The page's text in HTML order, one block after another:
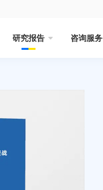
研究报告 咨询服务